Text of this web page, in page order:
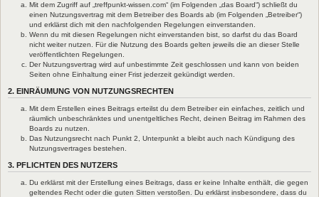
Mit dem Zugriff auf „treffpunkt-wissen.com“ (im Folgenden „das Board“) schließt du
einen Nutzungsvertrag mit dem Betreiber des Boards ab (im Folgenden „Betreiber“)
und erklärst dich mit den nachfolgenden Regelungen einverstanden.
Wenn du mit diesen Regelungen nicht einverstanden bist, so darfst du das Board
nicht weiter nutzen. Für die Nutzung des Boards gelten jeweils die an dieser Stelle
veröffentlichten Regelungen.
Der Nutzungsvertrag wird auf unbestimmte Zeit geschlossen und kann von beiden
Seiten ohne Einhaltung einer Frist jederzeit gekündigt werden.
2. EINRÄUMUNG VON NUTZUNGSRECHTEN
Mit dem Erstellen eines Beitrags erteilst du dem Betreiber ein einfaches, zeitlich und
räumlich unbeschränktes und unentgeltliches Recht, deinen Beitrag im Rahmen des
Boards zu nutzen.
Das Nutzungsrecht nach Punkt 2, Unterpunkt a bleibt auch nach Kündigung des
Nutzungsvertrages bestehen.
3. PFLICHTEN DES NUTZERS
Du erklärst mit der Erstellung eines Beitrags, dass er keine Inhalte enthält, die gegen
geltendes Recht oder die guten Sitten verstoßen. Du erklärst insbesondere, dass du